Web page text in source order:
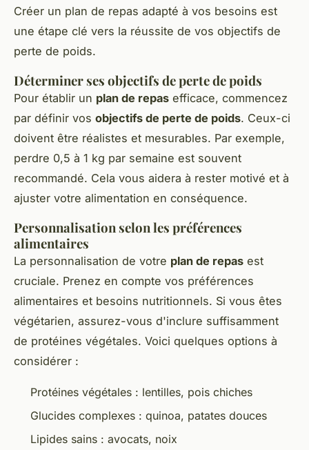
Créer un plan de repas adapté à vos besoins est
une étape clé vers la réussite de vos objectifs de
perte de poids.
Déterminer ses objectifs de perte de poids
Pour établir un plan de repas efficace, commencez
par définir vos objectifs de perte de poids. Ceux-ci
doivent être réalistes et mesurables. Par exemple,
perdre 0,5 à 1 kg par semaine est souvent
recommandé. Cela vous aidera à rester motivé et à
ajuster votre alimentation en conséquence.
Personnalisation selon les préférences
alimentaires
La personnalisation de votre plan de repas est
cruciale. Prenez en compte vos préférences
alimentaires et besoins nutritionnels. Si vous êtes
végétarien, assurez-vous d'inclure suffisamment
de protéines végétales. Voici quelques options à
considérer :
Protéines végétales : lentilles, pois chiches
Glucides complexes : quinoa, patates douces
Lipides sains : avocats, noix